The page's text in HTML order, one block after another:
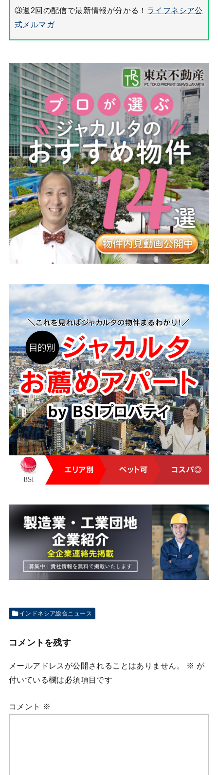
③週2回の配信で最新情報が分かる！ ライフネシア公
式メルマガ
インドネシア総合ニュース
コメントを残す
メールアドレスが公開されることはありません。 ※ が
付いている欄は必須項目です
コメント ※